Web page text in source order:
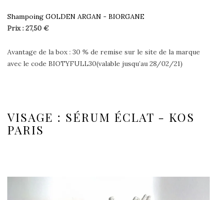
Shampoing GOLDEN ARGAN - BIORGANE
Prix : 27,50 €
Avantage de la box : 30 % de remise sur le site de la marque
avec le code BIOTYFULL30(valable jusqu’au 28/02/21)
VISAGE : SÉRUM ÉCLAT - KOS
PARIS